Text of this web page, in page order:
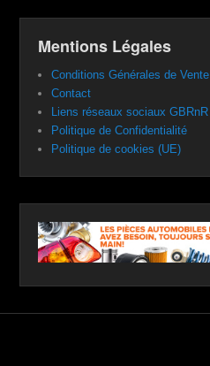
Mentions Légales
Conditions Générales de Vente
Contact
Liens réseaux sociaux GBRnR
Politique de Confidentialité
Politique de cookies (UE)